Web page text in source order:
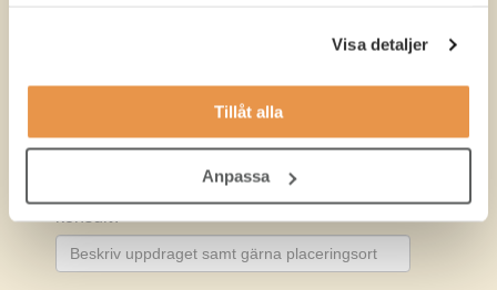
Visa detaljer
Tillåt alla
Anpassa